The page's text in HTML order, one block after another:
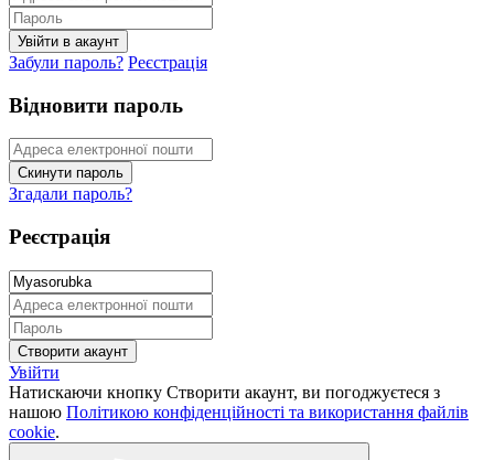
Забули пароль? Реєстрація
Відновити пароль
Згадали пароль?
Реєстрація
Увійти
Натискаючи кнопку Створити акаунт, ви погоджуєтеся з
нашою Політикою конфіденційності та використання файлів
cookie.